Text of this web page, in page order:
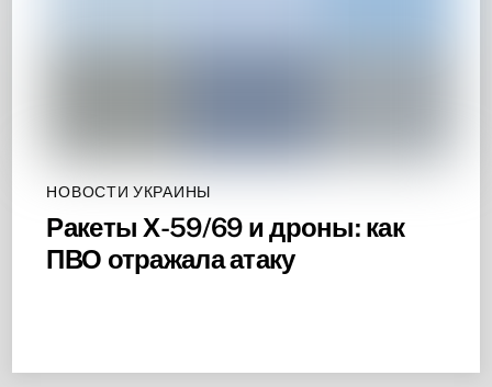
НОВОСТИ УКРАИНЫ
Ракеты Х-59/69 и дроны: как
ПВО отражала атаку